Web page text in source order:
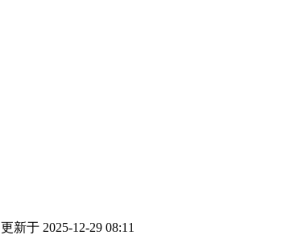
更新于 2025-12-29 08:11